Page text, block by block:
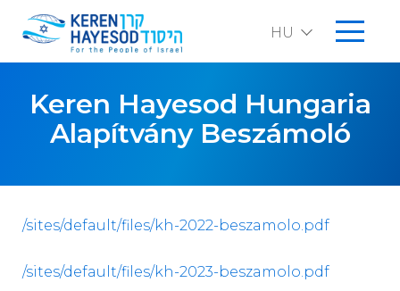
Rólunk
Izraeli vezetők üzenetei
Nemzetközi irodáink
Küldetésünk
Támogatóinknak adott speciális elismerések
HU
Keren Hayesod Hungaria
Alapítvány Beszámoló
/sites/default/files/kh-2022-beszamolo.pdf
/sites/default/files/kh-2023-beszamolo.pdf